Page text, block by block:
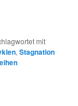
mit
,Stagnation